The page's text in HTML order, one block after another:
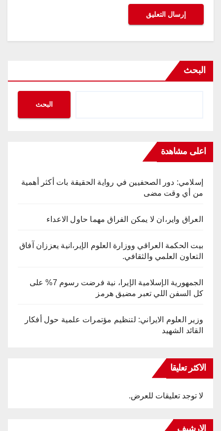
البحث
البحث
اعلى مشاهدة
إسلامي: دور الصحفيين في رواية الحقيقة بات أكثر أهمية
من أي وقت مضى
العراق واير،ان لا يمكن الفراق مهما حاول الاعداء
بيت الحكمة العراقي ووزارة العلوم الإير،انية يعززان آفاق
التعاون العلمي والثقافي.
الجمهورية الإسلامية الإيرا، نية فرضت رسوم 7% على
كل السفن اللي تعبر مضيق هرمز
وزير العلوم الايراني: لتنظيم مؤتمرات علمية حول أفكار
القائد الشهيد
الاكثر تعليقا
لا توجد تعليقات للعرض.
الارشيف